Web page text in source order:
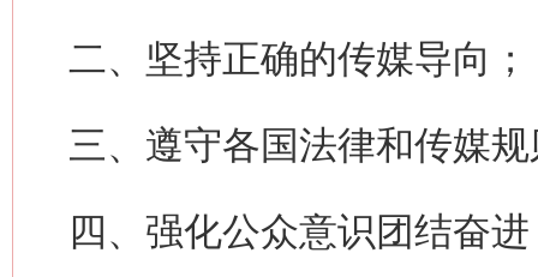
二、坚持正确的传媒导向；
三、遵守各国法律和传媒
四、强化公众意识团结奋